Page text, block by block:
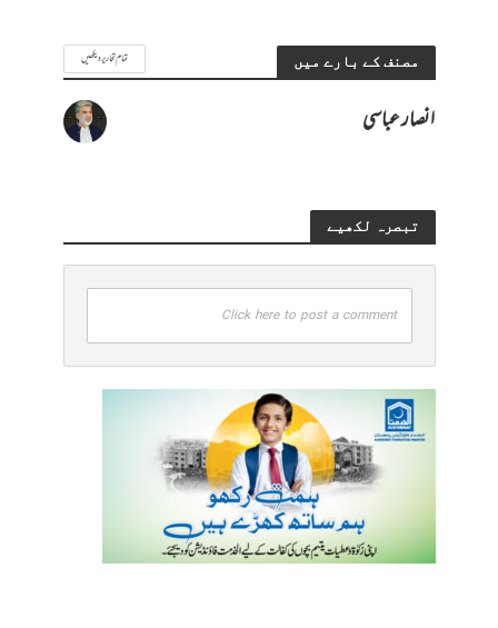
مصنف کے بارے میں تمام تحاریر دیکھیں
انصار عباسی
تبصرہ لکھیے
Click here to post a comment